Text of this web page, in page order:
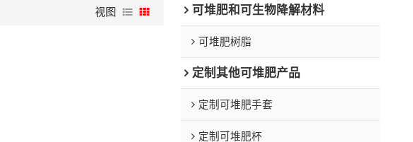
视图 可堆肥和可生物降解材料
可堆肥树脂
定制其他可堆肥产品
定制可堆肥手套
定制可堆肥杯